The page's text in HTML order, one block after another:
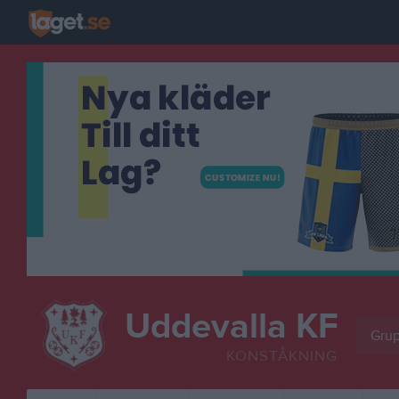
Uddevalla KF
KONSTÅKNING